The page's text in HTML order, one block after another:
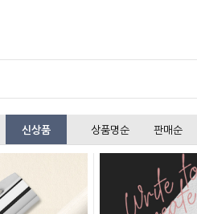
신상품 상품명순 판매순